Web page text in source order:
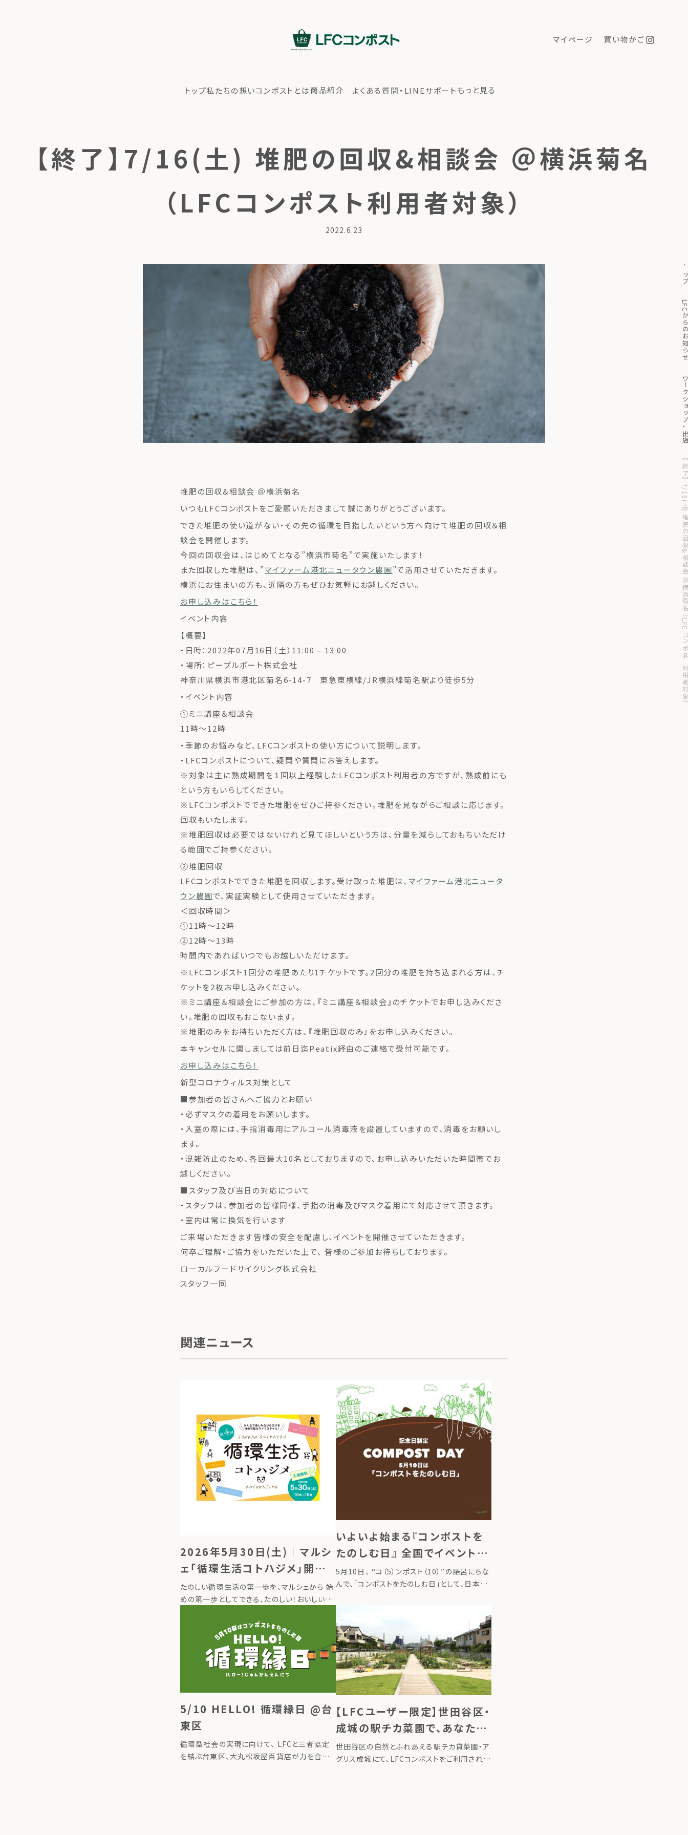
マイページ 買い物かご
トップ私たちの想いコンポストとは商品紹介 よくある質問・LINEサポートもっと見る
【終了】7/16(土) 堆肥の回収&相談会 ＠横浜菊名
（LFCコンポスト利用者対象）
2022.6.23
私たちの想い コンポストとは商品紹介 よくある質問・LINEサポート
ト
LFCか
ワークシ
【終了】7/16(土) 堆肥の回収&相
堆肥の回収&相談会 ＠横浜菊名
いつもLFCコンポストをご愛顧いただきまして誠にありがとうございます。
できた堆肥の使い道がない・その先の循環を目指したいという方へ向けて堆肥の回収＆相
談会を開催します。
今回の回収会は、はじめてとなる”横浜市菊名”で実施いたします！
また回収した堆肥は、”マイファーム港北ニュータウン農園”で活用させていただきます。
横浜にお住まいの方も、近隣の方もぜひお気軽にお越しください。
お申し込みはこちら！
イベント内容
【概要】
・日時：2022年07月16日（土）11:00 – 13:00
・場所：ピープルポート株式会社
神奈川県横浜市港北区菊名6-14-7 東急東横線/JR横浜線菊名駅より徒歩5分
・イベント内容
①ミニ講座＆相談会
11時〜12時
・季節のお悩みなど、LFCコンポストの使い方について説明します。
・LFCコンポストについて、疑問や質問にお答えします。
※対象は主に熟成期間を１回以上経験したLFCコンポスト利用者の方ですが、熟成前にも
という方もいらしてください。
※LFCコンポストでできた堆肥をぜひご持参ください。堆肥を見ながらご相談に応じます。
回収もいたします。
※堆肥回収は必要ではないけれど見てほしいという方は、分量を減らしておもちいただけ
る範囲でご持参ください。
②堆肥回収
LFCコンポストでできた堆肥を回収します。受け取った堆肥は、 マイファーム港北ニュータ
ウン農園で、実証実験として使用させていただきます。
＜回収時間＞
①11時〜12時
②12時〜13時
時間内であればいつでもお越しいただけます。
※LFCコンポスト1回分の堆肥あたり1チケットです。2回分の堆肥を持ち込まれる方は、チ
ケットを2枚お申し込みください。
※ミニ講座＆相談会にご参加の方は、『ミニ講座＆相談会』のチケットでお申し込みくださ
い。堆肥の回収もおこないます。
※堆肥のみをお持ちいただく方は、『堆肥回収のみ』をお申し込みください。
本キャンセルに関しましては前日迄Peatix経由のご連絡で受付可能です。
お申し込みはこちら！
新型コロナウィルス対策として
■参加者の皆さんへご協力とお願い
・必ずマスクの着用をお願いします。
・入室の際には、手指消毒用にアルコール消毒液を設置していますので、消毒をお願いし
ます。
・混雑防止のため、各回最大10名としておりますので、お申し込みいただいた時間帯でお
越しください。
■スタッフ及び当日の対応について
・スタッフは、参加者の皆様同様、手指の消毒及びマスク着用にて対応させて頂きます。
・室内は常に換気を行います
ご来場いただきます皆様の安全を配慮し、イベントを開催させていただきます。
何卒ご理解・ご協力をいただいた上で、 皆様のご参加お待ちしております。
ローカルフードサイクリング株式会社
スタッフ一同
関連ニュース
2026年5月30日(土)｜マルシ
ェ「循環生活コトハジメ」開催
＠東京上野
たのしい循環生活の第一歩を、マルシェから 始
めの第一歩としてできる、たのしい！おいしい！
まった入場無料のイベント『第４回 循環生活コ
トハジメ』。 家庭から出る生ごみがコンポスト
いよいよ始まる『コンポストを
たのしむ日』 全国でイベント同
時開催
5月10日、 “コ（5）ンポスト（10）”の語呂にちな
んで、「コンポストをたのしむ日」として、日本の
で自然と人との繋がりを取り戻しなが […]
5/10 HELLO! 循環縁日 @台
東区
循環型社会の実現に向けて、 LFCと三者協定
を結ぶ台東区、大丸松坂屋百貨店が力を合わ
【LFCユーザー限定】世田谷区・
成城の駅チカ菜園で、あなたの
堆肥で野菜を育てよう
世田谷区の自然とふれあえる駅チカ貸菜園・ア
グリス成城にて、LFCコンポストをご利用されて